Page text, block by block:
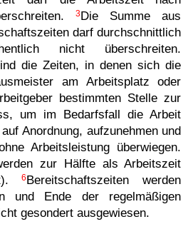
3 Die Summe aus
darf durchschnittlich
nicht überschreiten.
die Zeiten, in denen sich die
am Arbeitsplatz oder
bestimmten Stelle zur
um im Bedarfsfall die Arbeit
Anordnung, aufzunehmen und
Arbeitsleistung überwiegen.
zur Hälfte als Arbeitszeit
6 Bereitschaftszeiten werden
und Ende der regelmäßigen
gesondert ausgewiesen.